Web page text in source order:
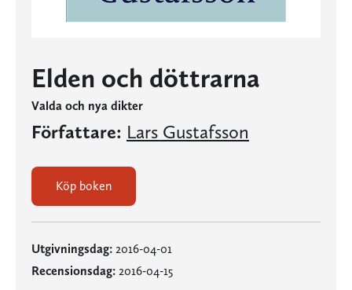
Elden och döttrarna
Valda och nya dikter
Författare: Lars Gustafsson
Köp boken
Utgivningsdag: 2016-04-01
Recensionsdag: 2016-04-15